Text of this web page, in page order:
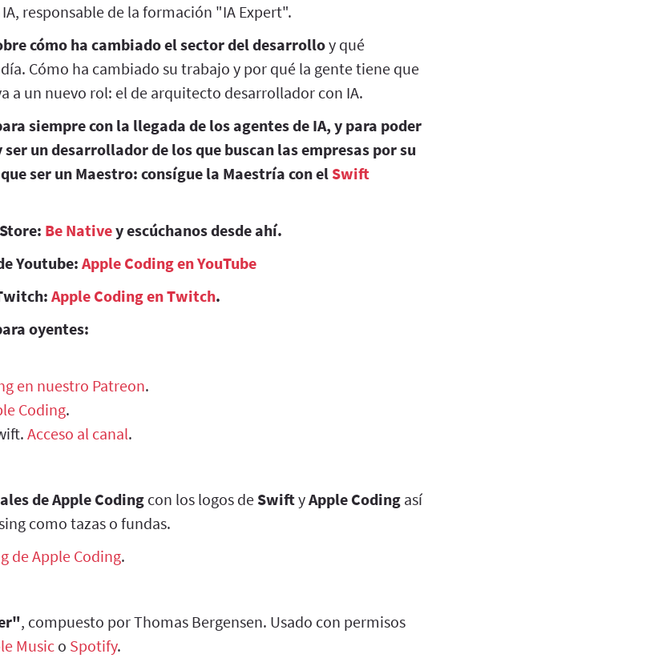
responsable de la formación "IA Expert".
cómo ha cambiado el sector del desarrolloy qué
Cómo ha cambiado su trabajo y por qué la gente tiene que
a un nuevo rol: el de arquitecto desarrollador con IA.
siempre con la llegada de los agentes de IA, y para poder
un desarrollador de los que buscan las empresas por su
ser un Maestro: consígue la Maestría con elSwift
Be Nativey escúchanos desde ahí.
Youtube: Apple Coding en YouTube
Apple Coding en Twitch.
oyentes:
en nuestro Patreon.
Coding.
Acceso al canal.
de Apple Coding con los logos de SwiftyApple Coding así
como tazas o fundas.
de Apple Coding.
, compuesto por Thomas Bergensen. Usado con permisos
Musico Spotify.